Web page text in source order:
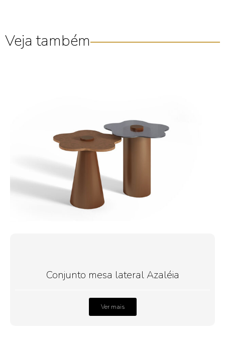
Veja também
Conjunto mesa lateral Azaléia
Ver mais